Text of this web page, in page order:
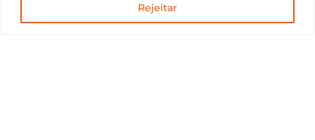
Rejeitar